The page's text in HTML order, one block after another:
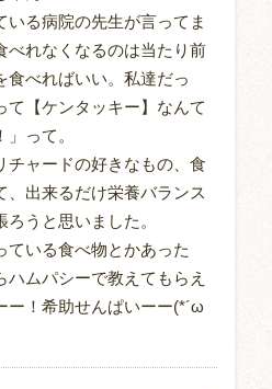
いる病院の先生が言ってま
べれなくなるのは当たり前
食べればいい。私達だっ
て【ケンタッキー】なんて
って。
チャードの好きなもの、食
、出来るだけ栄養バランス
うと思いました。
ている食べ物とかあった
ハムパシーで教えてもらえ
ー！希助せんぱいーー(*´ω